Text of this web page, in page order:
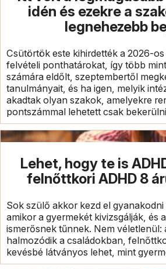
idén és ezekre a
legnehezebb
Csütörtök este kihirdették a 2026-
felvételi ponthatárokat, így több
számára eldőlt, szeptembertől
tanulmányait, és ha igen, melyik
akadtak olyan szakok, amelyekre
pontszámmal lehetett csak
Lehet, hogy te is
felnőttkori ADHD 8
Sok szülő akkor kezd el gyanakodni
amikor a gyermekét kivizsgálják, és
ismerősnek tűnnek. Nem véletlenül:
halmozódik a családokban,
kevésbé látványos lehet, mint